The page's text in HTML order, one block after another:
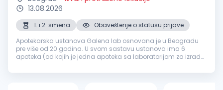
13.08.2026
1. i 2. smena
Obaveštenje o statusu prijave
Apotekarska ustanova Galena lab osnovana je u Beogradu
pre više od 20 godina. U svom sastavu ustanova ima 6
apoteka (od kojih je jedna apoteka sa laboratorijom za izradu
laboratoriju za izradu i k...